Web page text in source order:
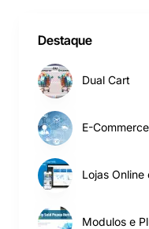
Destaque
Dual Cart
E-
Lojas Online
Modulos e